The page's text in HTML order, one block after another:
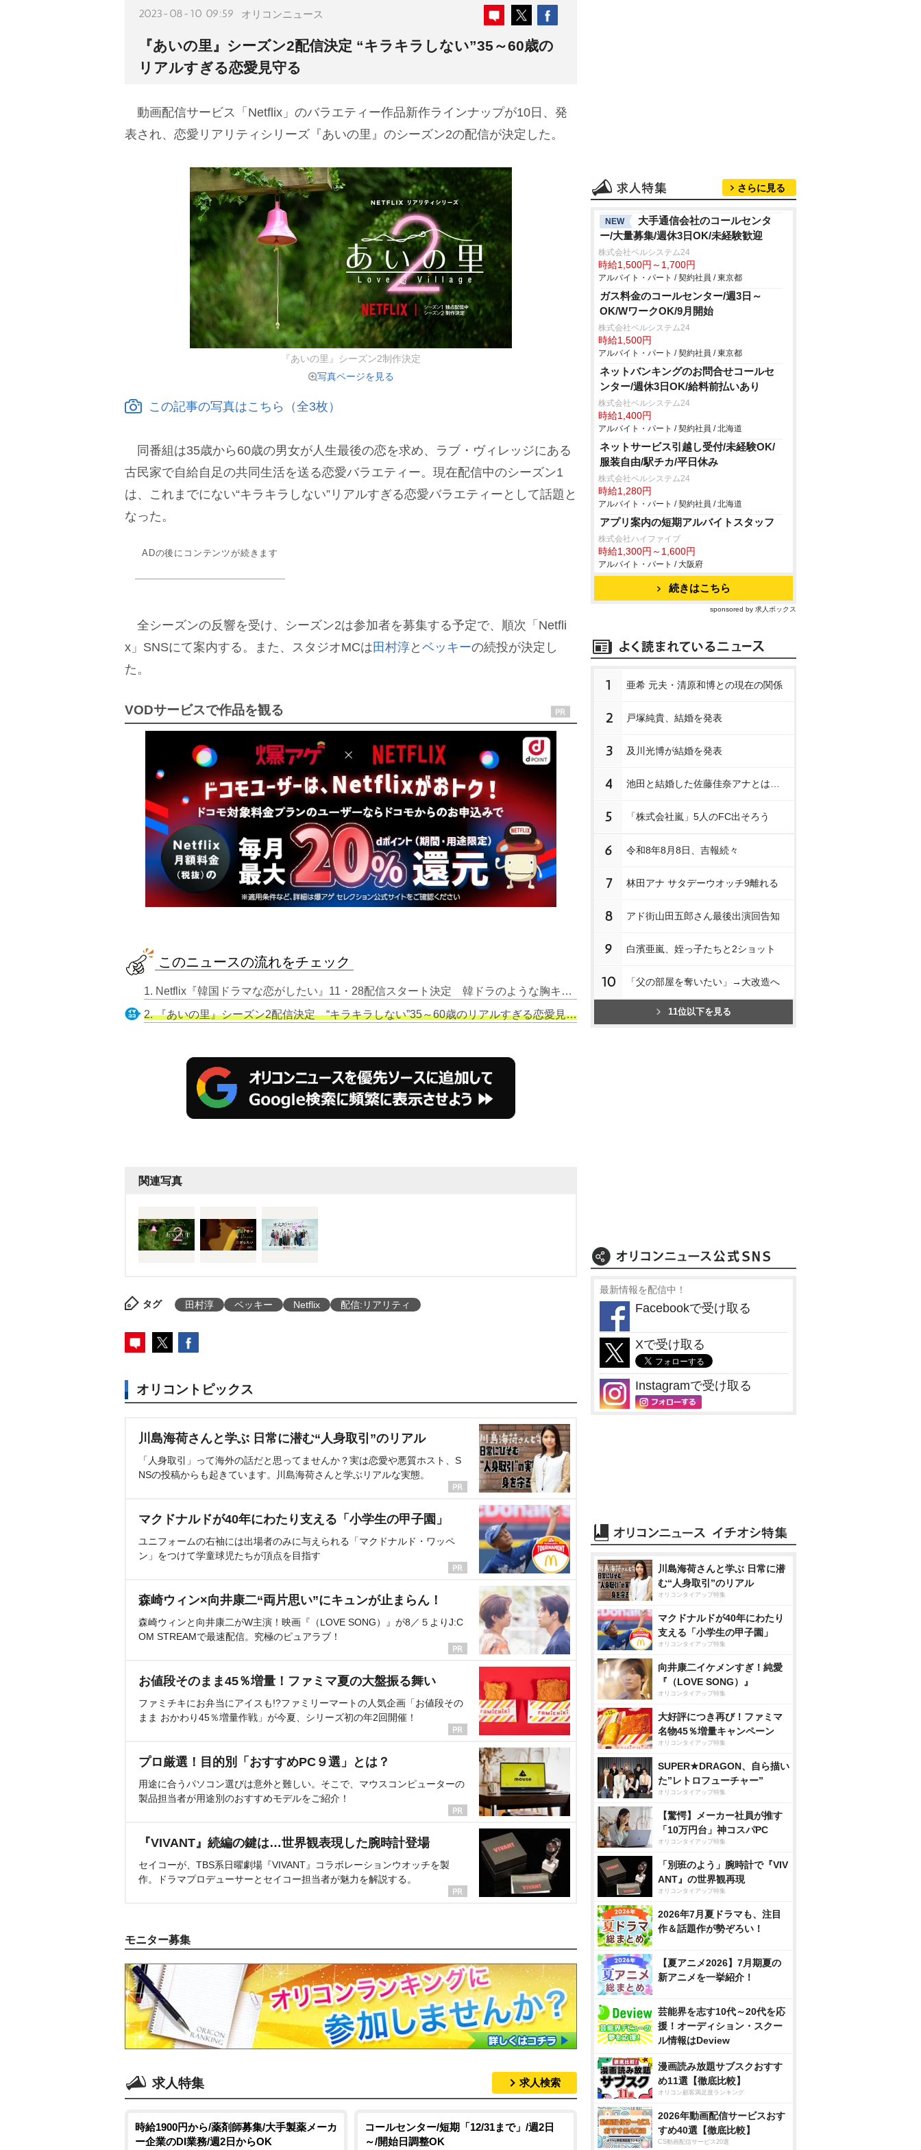
2023-08-10 09:59 オリコンニュース
『あいの里』シーズン2配信決定 “キラキラしない”35～60歳の
リアルすぎる恋愛見守る
動画配信サービス「Netflix」のバラエティー作品新作ラインナップが10日、発
表され、恋愛リアリティシリーズ『あいの里』のシーズン2の配信が決定した。
『あいの里』シーズン2制作決定
写真ページを見る
この記事の写真はこちら（全3枚）
同番組は35歳から60歳の男女が人生最後の恋を求め、ラブ・ヴィレッジにある
古民家で自給自足の共同生活を送る恋愛バラエティー。現在配信中のシーズン1
は、これまでにない“キラキラしない”リアルすぎる恋愛バラエティーとして話題と
なった。
ADの後にコンテンツが続きます
全シーズンの反響を受け、シーズン2は参加者を募集する予定で、順次「Netfli
x」SNSにて案内する。また、スタジオMCは 田村淳と ベッキーの続投が決定し
た。
VODサービスで作品を観る
このニュースの流れをチェック
1. Netflix『韓国ドラマな恋がしたい』11・28配信スタート決定 韓ドラのような胸キュンをリアルに生み出すオールソウルロケ敢行
2. 『あいの里』シーズン2配信決定 “キラキラしない”35～60歳のリアルすぎる恋愛見守る
関連写真
タグ 田村淳 ベッキー Netflix 配信:リアリティ
オリコントピックス
川島海荷さんと学ぶ 日常に潜む“人身取引”のリアル
「人身取引」って海外の話だと思ってませんか？実は恋愛や悪質ホスト、S
NSの投稿からも起きています。川島海荷さんと学ぶリアルな実態。
マクドナルドが40年にわたり支える「小学生の甲子園」
ユニフォームの右袖には出場者のみに与えられる「マクドナルド・ワッペ
ン」をつけて学童球児たちが頂点を目指す
森崎ウィン×向井康二“両片思い”にキュンが止まらん！
森崎ウィンと向井康二がW主演！映画『（LOVE SONG）』が8／５よりJ:C
OM STREAMで最速配信。究極のピュアラブ！
お値段そのまま45％増量！ファミマ夏の大盤振る舞い
ファミチキにお弁当にアイスも!?ファミリーマートの人気企画「お値段その
まま おかわり45％増量作戦」が今夏、シリーズ初の年2回開催！
プロ厳選！目的別「おすすめPC９選」とは？
用途に合うパソコン選びは意外と難しい。そこで、マウスコンピューターの
製品担当者が用途別のおすすめモデルをご紹介！
『VIVANT』続編の鍵は…世界観表現した腕時計登場
セイコーが、TBS系日曜劇場『VIVANT』コラボレーションウオッチを製
作。ドラマプロデューサーとセイコー担当者が魅力を解説する。
モニター募集
求人特集 求人検索
時給1900円から/薬剤師募集/大手製薬メーカ
ー企業のDI業務/週2日からOK
コールセンター/短期「12/31まで」/週2日
～/開始日調整OK
さらに見る
NEW
大手通信会社のコールセンタ
ー/大量募集/週休3日OK/未経験歓迎
株式会社ベルシステム24
時給1,500円～1,700円
アルバイト・パート / 契約社員 / 東京都
ガス料金のコールセンター/週3日～
OK/WワークOK/9月開始
株式会社ベルシステム24
時給1,500円
アルバイト・パート / 契約社員 / 東京都
ネットバンキングのお問合せコールセ
ンター/週休3日OK/給料前払いあり
株式会社ベルシステム24
時給1,400円
アルバイト・パート / 契約社員 / 北海道
ネットサービス引越し受付/未経験OK/
服装自由/駅チカ/平日休み
株式会社ベルシステム24
時給1,280円
アルバイト・パート / 契約社員 / 北海道
アプリ案内の短期アルバイトスタッフ
株式会社ハイファイブ
時給1,300円～1,600円
アルバイト・パート / 大阪府
続きはこちら
sponsored by 求人ボックス
1 亜希 元夫・清原和博との現在の関係
2 戸塚純貴、結婚を発表
3 及川光博が結婚を発表
4 池田と結婚した佐藤佳奈アナとは…
5 「株式会社嵐」5人のFC出そろう
6 令和8年8月8日、吉報続々
7 林田アナ サタデーウオッチ9離れる
8 アド街山田五郎さん最後出演回告知
9 白濱亜嵐、姪っ子たちと2ショット
10 「父の部屋を奪いたい」→大改造へ
11位以下を見る
最新情報を配信中！
Facebookで受け取る
Xで受け取る
Instagramで受け取る
川島海荷さんと学ぶ 日常に潜
む“人身取引”のリアル
オリコンタイアップ特集
マクドナルドが40年にわたり
支える「小学生の甲子園」
オリコンタイアップ特集
向井康二イケメンすぎ！純愛
『（LOVE SONG）』
オリコンタイアップ特集
大好評につき再び！ファミマ
名物45％増量キャンペーン
オリコンタイアップ特集
SUPER★DRAGON、自ら描い
た”レトロフューチャー”
オリコンタイアップ特集
【驚愕】メーカー社員が推す
「10万円台」神コスパPC
オリコンタイアップ特集
「別班のよう」腕時計で『VIV
ANT』の世界観再現
オリコンタイアップ特集
2026年7月夏ドラマも、注目
作＆話題作が勢ぞろい！
【夏アニメ2026】7月期夏の
新アニメを一挙紹介！
芸能界を志す10代～20代を応
援！オーディション・スクー
ル情報はDeview
漫画読み放題サブスクおすす
め11選【徹底比較】
オリコン顧客満足度ランキング
2026年動画配信サービスおす
すめ40選【徹底比較】
CS動画配信サービス20選